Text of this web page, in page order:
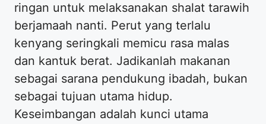
ringan untuk melaksanakan shalat tarawih
berjamaah nanti. Perut yang terlalu
kenyang seringkali memicu rasa malas
dan kantuk berat. Jadikanlah makanan
sebagai sarana pendukung ibadah, bukan
sebagai tujuan utama hidup.
Keseimbangan adalah kunci utama